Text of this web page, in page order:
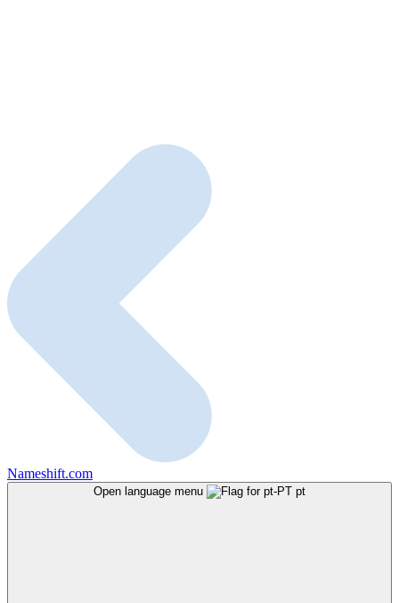
Nameshift.com
Open language menu pt